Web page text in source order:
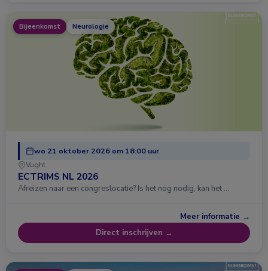
Bijeenkomst Neurologie
wo 21 oktober 2026 om 18:00 uur
Vught
ECTRIMS NL 2026
Afreizen naar een congreslocatie? Is het nog nodig, kan het …
Meer informatie →
Direct inschrijven →